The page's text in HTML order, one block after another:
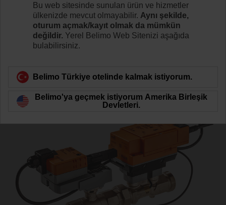
Daha fazla bilgi
Bu web sitesinde sunulan ürün ve hizmetler
ülkenizde mevcut olmayabilir. Aynı şekilde,
oturum açmak/kayıt olmak da mümkün
değildir. Yerel Belimo Web Sitenizi aşağıda
bulabilirsiniz.
Belimo Türkiye otelinde kalmak istiyorum.
Belimo'ya geçmek istiyorum Amerika Birleşik
Devletleri.